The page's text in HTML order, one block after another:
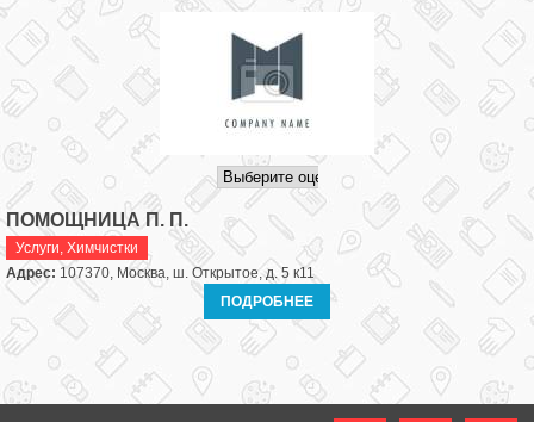
ПОМОЩНИЦА П. П.
Услуги, Химчистки
Адрес: 107370, Москва, ш. Открытое, д. 5 к11
ПОДРОБНЕЕ